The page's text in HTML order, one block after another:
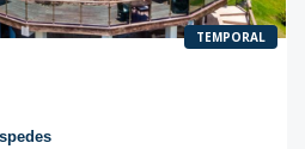
TEMPORAL